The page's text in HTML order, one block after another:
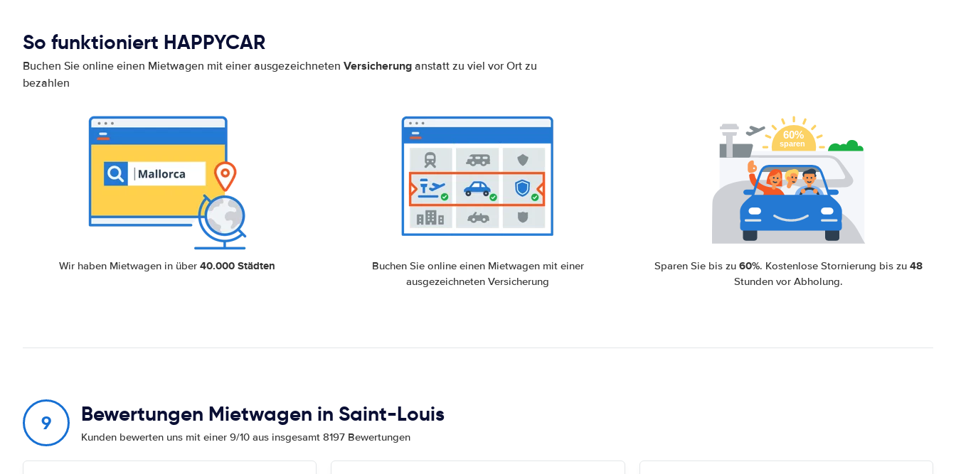
So funktioniert HAPPYCAR
Buchen Sie online einen Mietwagen mit einer ausgezeichneten Versicherung anstatt zu viel vor Ort zu
bezahlen
Wir haben Mietwagen in über40.000 Städten
Buchen Sie online einen Mietwagen mit einer
ausgezeichneten Versicherung
Sparen Sie bis zu60%. Kostenlose Stornierung bis zu48
Stunden vor Abholung.
9 Bewertungen Mietwagen in Saint-Louis
Kunden bewerten uns mit einer 9/10 aus insgesamt 8197 Bewertungen